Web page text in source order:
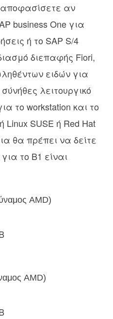
αν
business One για
ή το SAP S/4
διεπαφής Fiori,
ειδών για
λειτουργικό
το workstation και το
Linux SUSE ή Red Hat
θα πρέπει να δείτε
το B1 είναι
AMD)
AMD)